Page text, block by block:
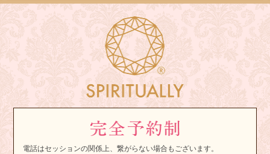
電話はセッションの関係上、繋がらない場合もございます。